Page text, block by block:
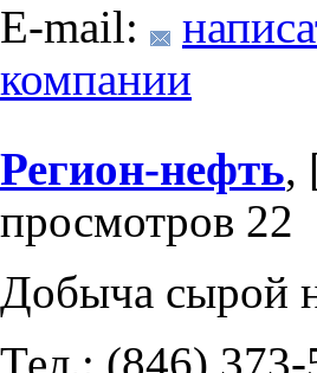
E-mail:
компании
Регион-нефть,
просмотров 22
Добыча сырой